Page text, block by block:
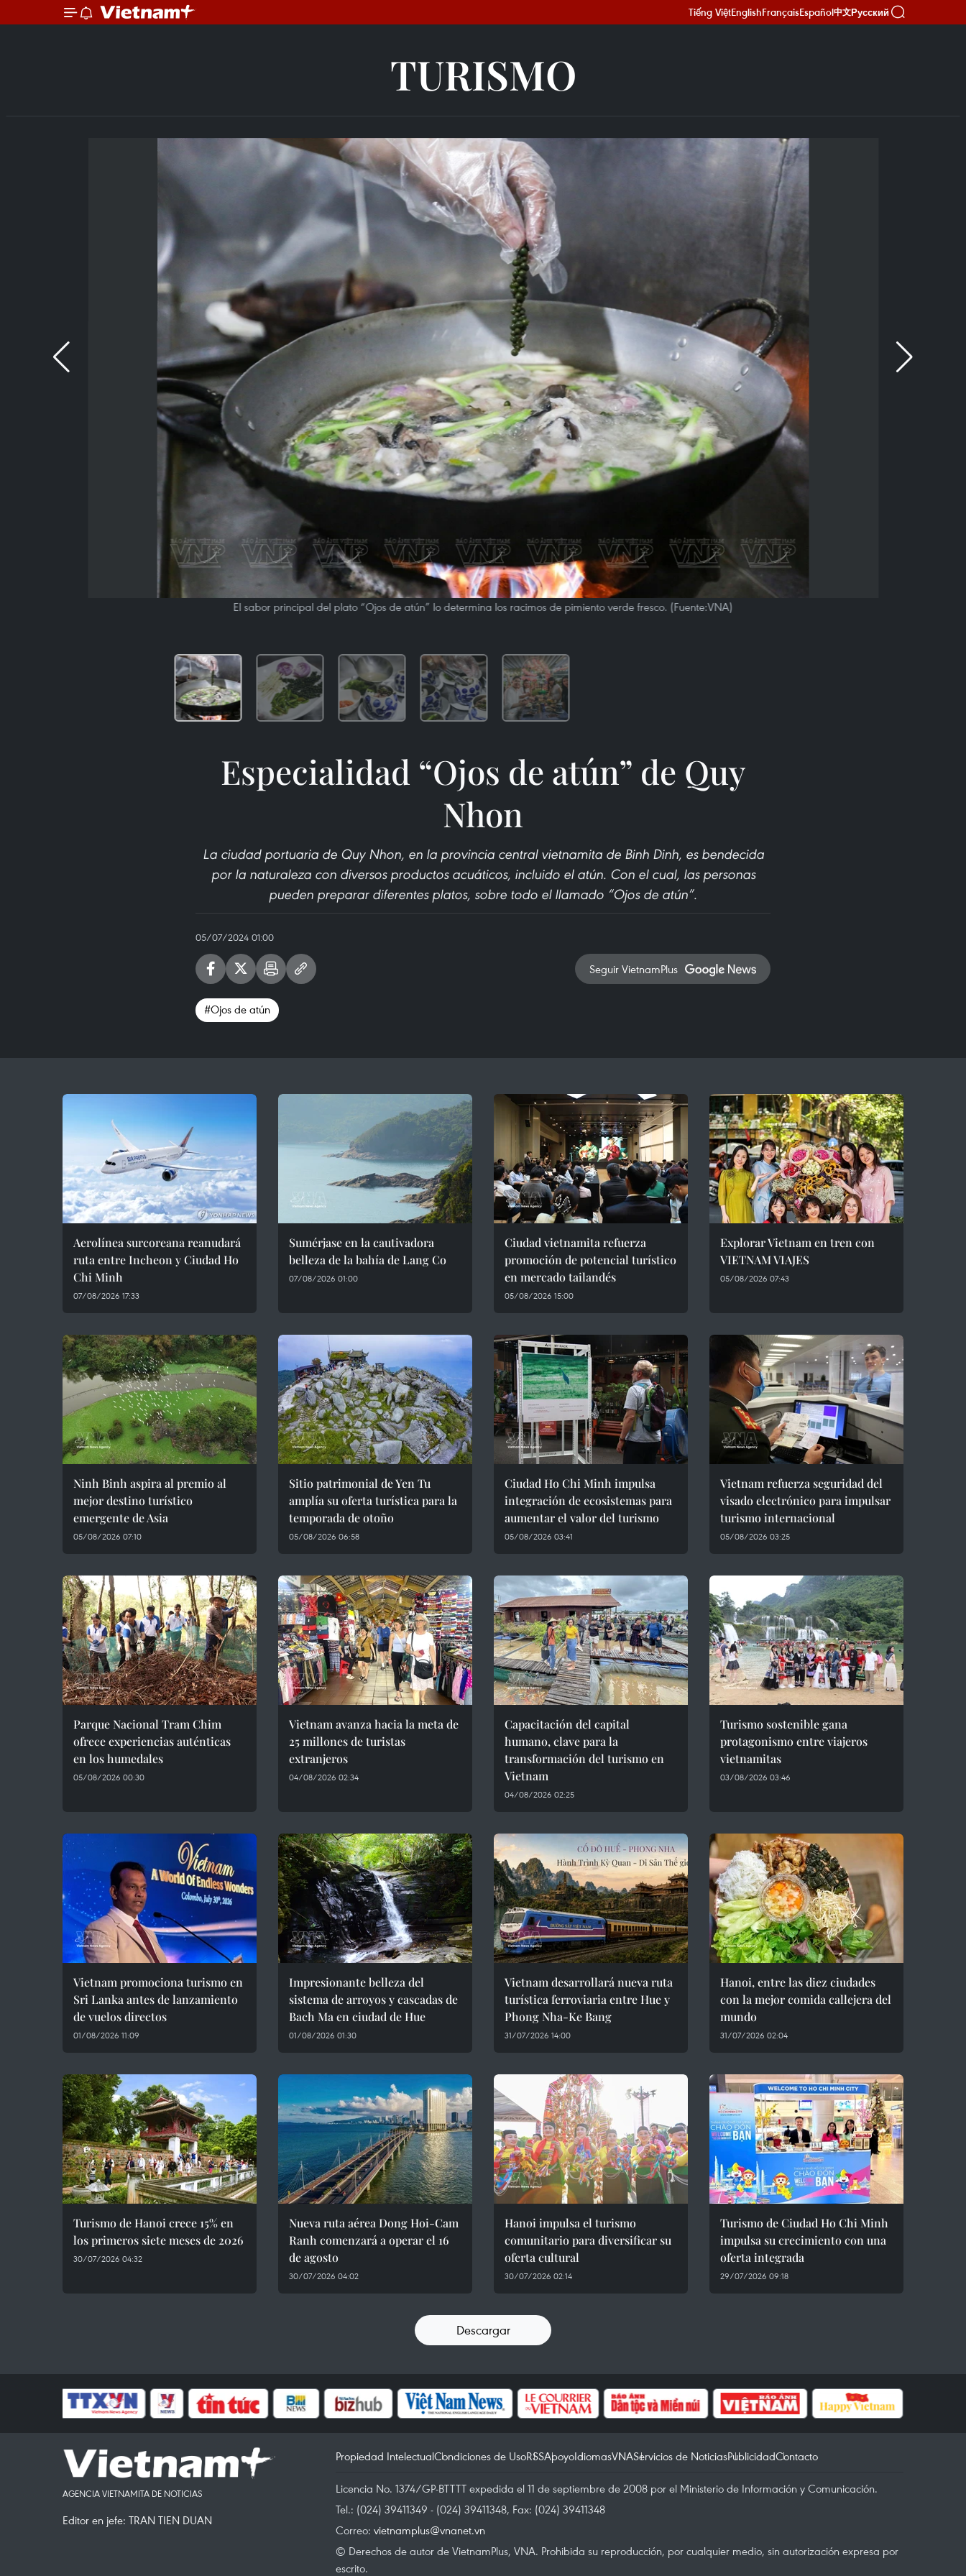
Tiếng ViệtEnglishFrançaisEspañol中文Русский
TURISMO
El sabor principal del plato “Ojos de atún” lo determina los racimos de pimiento verde fresco. (Fuente:VNA)
Especialidad “Ojos de atún” de Quy
Nhon
La ciudad portuaria de Quy Nhon, en la provincia central vietnamita de Binh Dinh, es bendecida
por la naturaleza con diversos productos acuáticos, incluido el atún. Con el cual, las personas
pueden preparar diferentes platos, sobre todo el llamado “Ojos de atún”.
05/07/2024 01:00
Seguir VietnamPlus
#Ojos de atún
Aerolínea surcoreana reanudará
ruta entre Incheon y Ciudad Ho
Chi Minh
07/08/2026 17:33
Sumérjase en la cautivadora
belleza de la bahía de Lang Co
07/08/2026 01:00
Ciudad vietnamita refuerza
promoción de potencial turístico
en mercado tailandés
05/08/2026 15:00
Explorar Vietnam en tren con
VIETNAM VIAJES
05/08/2026 07:43
Ninh Binh aspira al premio al
mejor destino turístico
emergente de Asia
05/08/2026 07:10
Sitio patrimonial de Yen Tu
amplía su oferta turística para la
temporada de otoño
05/08/2026 06:58
Ciudad Ho Chi Minh impulsa
integración de ecosistemas para
aumentar el valor del turismo
05/08/2026 03:41
Vietnam refuerza seguridad del
visado electrónico para impulsar
turismo internacional
05/08/2026 03:25
Parque Nacional Tram Chim
ofrece experiencias auténticas
en los humedales
05/08/2026 00:30
Vietnam avanza hacia la meta de
25 millones de turistas
extranjeros
04/08/2026 02:34
Capacitación del capital
humano, clave para la
transformación del turismo en
Vietnam
04/08/2026 02:25
Turismo sostenible gana
protagonismo entre viajeros
vietnamitas
03/08/2026 03:46
Vietnam promociona turismo en
Sri Lanka antes de lanzamiento
de vuelos directos
01/08/2026 11:09
Impresionante belleza del
sistema de arroyos y cascadas de
Bach Ma en ciudad de Hue
01/08/2026 01:30
Vietnam desarrollará nueva ruta
turística ferroviaria entre Hue y
Phong Nha-Ke Bang
31/07/2026 14:00
Hanoi, entre las diez ciudades
con la mejor comida callejera del
mundo
31/07/2026 02:04
Turismo de Hanoi crece 15% en
los primeros siete meses de 2026
30/07/2026 04:32
Nueva ruta aérea Dong Hoi-Cam
Ranh comenzará a operar el 16
de agosto
30/07/2026 04:02
Hanoi impulsa el turismo
comunitario para diversificar su
oferta cultural
30/07/2026 02:14
Turismo de Ciudad Ho Chi Minh
impulsa su crecimiento con una
oferta integrada
29/07/2026 09:18
Descargar
AGENCIA VIETNAMITA DE NOTICIAS
Editor en jefe: TRAN TIEN DUAN
Propiedad IntelectualCondiciones de UsoRSSApoyoIdiomasVNAServicios de NoticiasPublicidadContacto
Licencia No. 1374/GP-BTTTT expedida el 11 de septiembre de 2008 por el Ministerio de Información y Comunicación.
Tel.: (024) 39411349 - (024) 39411348, Fax: (024) 39411348
Correo: vietnamplus@vnanet.vn
© Derechos de autor de VietnamPlus, VNA. Prohibida su reproducción, por cualquier medio, sin autorización expresa por
escrito.